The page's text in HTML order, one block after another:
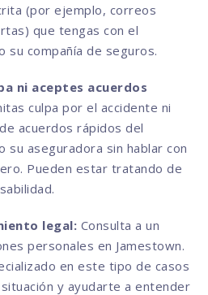
(por ejemplo, correos
que tengas con el
su compañía de seguros.
ni aceptes acuerdos
culpa por el accidente ni
acuerdos rápidos del
su aseguradora sin hablar con
Pueden estar tratando de
legal: Consulta a un
personales en Jamestown.
en este tipo de casos
y ayudarte a entender